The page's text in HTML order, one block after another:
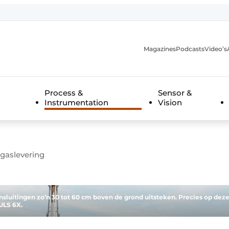
MagazinesPodcastsVideo’s
Process &
Instrumentation
Sensor &
Vision
zo’n 30 tot 60 cm boven de grond uitsteken. Precies op deze
6X.